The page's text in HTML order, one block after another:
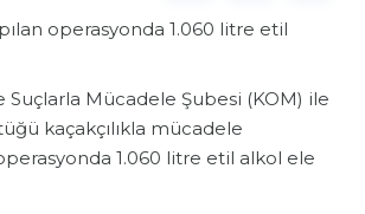
operasyonda 1.060 litre etil
Suçlarla Mücadele Şubesi (KOM) ile
kaçakçılıkla mücadele
1.060 litre etil alkol ele